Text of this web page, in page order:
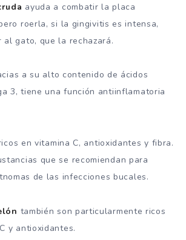
ayuda a combatir la placa
roerla, si la gingivitis es intensa,
al gato, que la rechazará.
a su alto contenido de ácidos
3, tiene una función antiinflamatoria
en vitamina C, antioxidantes y fibra.
que se recomiendan para
de las infecciones bucales.
también son particularmente ricos
y antioxidantes.